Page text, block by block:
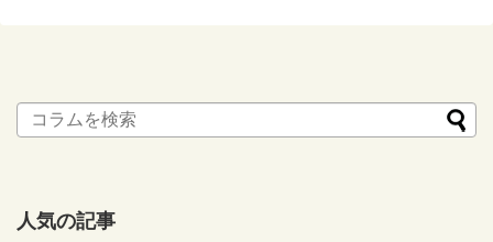
人気の記事